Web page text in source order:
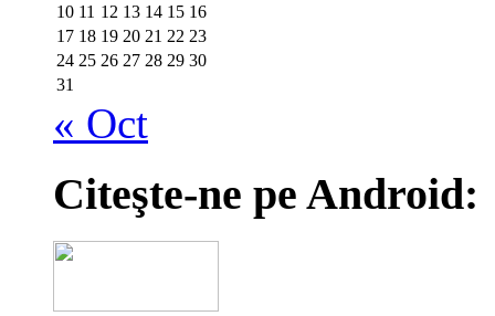
10 11 12 13 14 15 16
17 18 19 20 21 22 23
24 25 26 27 28 29 30
31
« Oct
Citeşte-ne pe Android: